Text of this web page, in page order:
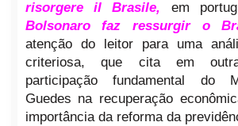
risorgere il Brasile, em
Bolsonaro faz ressurgir o
atenção do leitor para uma
criteriosa, que cita em
participação fundamental do
Guedes na recuperação
importância da reforma da